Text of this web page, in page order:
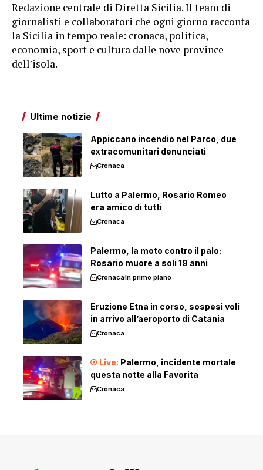
Redazione centrale di Diretta Sicilia. Il team di
giornalisti e collaboratori che ogni giorno racconta
la Sicilia in tempo reale: cronaca, politica,
economia, sport e cultura dalle nove province
dell'isola.
Ultime notizie
Appiccano incendio nel Parco, due
extracomunitari denunciati
Cronaca
Lutto a Palermo, Rosario Romeo
era amico di tutti
Cronaca
Palermo, la moto contro il palo:
Rosario muore a soli 19 anni
CronacaIn primo piano
Eruzione Etna in corso, sospesi voli
in arrivo all’aeroporto di Catania
Cronaca
Palermo, incidente mortale
questa notte alla Favorita
Cronaca